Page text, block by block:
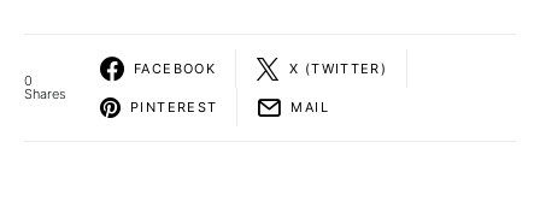
0
Shares
FACEBOOK X (TWITTER)
PINTEREST MAIL